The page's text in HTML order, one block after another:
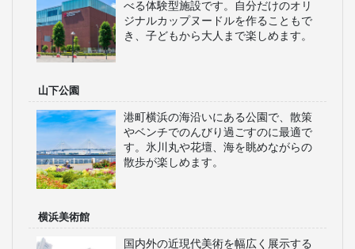
べる体験型施設です。自分だけのオリ
ジナルカップヌードルを作ることもで
き、子どもから大人まで楽しめます。
山下公園
港町横浜の海沿いにある公園で、散策
やベンチでのんびり過ごすのに最適で
す。氷川丸や花壇、海を眺めながらの
散歩が楽しめます。
横浜美術館
国内外の近現代美術を幅広く展示する